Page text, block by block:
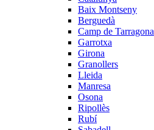
Baix Montseny
Berguedà
Camp de Tarragona
Garrotxa
Girona
Granollers
Lleida
Manresa
Osona
Ripollès
Rubí